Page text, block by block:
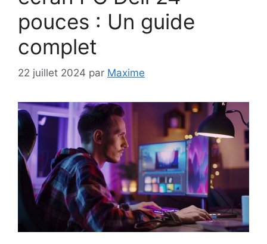
pouces : Un guide
complet
22 juillet 2024 par Maxime